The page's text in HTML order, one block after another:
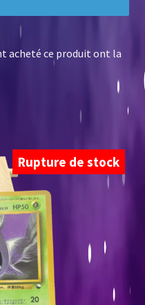
acheté ce produit ont la
Rupture de stock